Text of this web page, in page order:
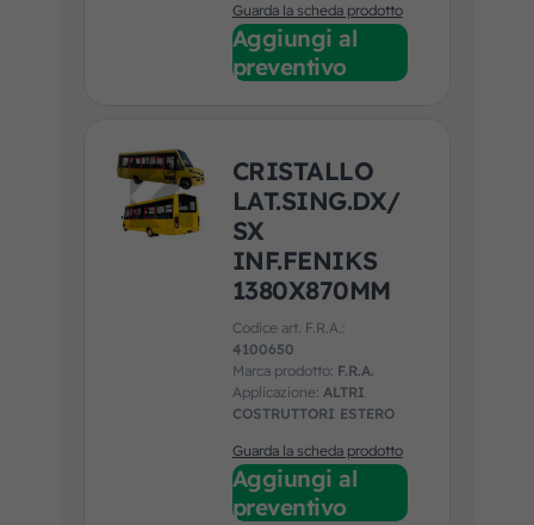
Guarda la scheda prodotto
Aggiungi al
preventivo
CRISTALLO
LAT.SING.DX/
SX
INF.FENIKS
1380X870MM
Codice art. F.R.A.:
4100650
Marca prodotto: F.R.A.
Applicazione: ALTRI
COSTRUTTORI ESTERO
Guarda la scheda prodotto
Aggiungi al
preventivo